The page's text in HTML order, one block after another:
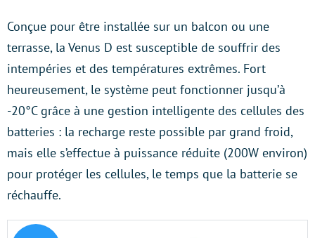
Conçue pour être installée sur un balcon ou une
terrasse, la Venus D est susceptible de souffrir des
intempéries et des températures extrêmes. Fort
heureusement, le système peut fonctionner jusqu’à
-20°C grâce à une gestion intelligente des cellules des
batteries : la recharge reste possible par grand froid,
mais elle s’effectue à puissance réduite (200W environ)
pour protéger les cellules, le temps que la batterie se
réchauffe.